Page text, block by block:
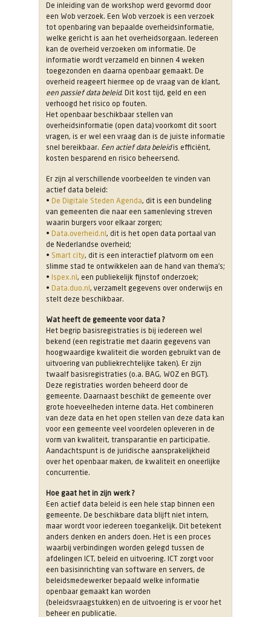
De inleiding van de workshop werd gevormd door
een Wob verzoek. Een Wob verzoek is een verzoek
tot openbaring van bepaalde overheidsinformatie,
welke gericht is aan het overheidsorgaan. Iedereen
kan de overheid verzoeken om informatie. De
informatie wordt verzameld en binnen 4 weken
toegezonden en daarna openbaar gemaakt. De
overheid reageert hiermee op de vraag van de klant,
een passief data beleid. Dit kost tijd, geld en een
verhoogd het risico op fouten.
Het openbaar beschikbaar stellen van
overheidsinformatie (open data) voorkomt dit soort
vragen, is er wel een vraag dan is de juiste informatie
snel bereikbaar. Een actief data beleidis efficiënt,
kosten besparend en risico beheersend.
Er zijn al verschillende voorbeelden te vinden van
actief data beleid:
• De Digitale Steden Agenda, dit is een bundeling
van gemeenten die naar een samenleving streven
waarin burgers voor elkaar zorgen;
• Data.overheid.nl, dit is het open data portaal van
de Nederlandse overheid;
• Smart city, dit is een interactief platvorm om een
slimme stad te ontwikkelen aan de hand van thema’s;
• Ispex.nl, een publiekelijk fijnstof onderzoek;
• Data.duo.nl, verzamelt gegevens over onderwijs en
stelt deze beschikbaar.
Wat heeft de gemeente voor data ?
Het begrip basisregistraties is bij iedereen wel
bekend (een registratie met daarin gegevens van
hoogwaardige kwaliteit die worden gebruikt van de
uitvoering van publiekrechtelijke taken). Er zijn
twaalf basisregistraties (o.a. BAG, WOZ en BGT).
Deze registraties worden beheerd door de
gemeente. Daarnaast beschikt de gemeente over
grote hoeveelheden interne data. Het combineren
van deze data en het open stellen van deze data kan
voor een gemeente veel voordelen opleveren in de
vorm van kwaliteit, transparantie en participatie.
Aandachtspunt is de juridische aansprakelijkheid
over het openbaar maken, de kwaliteit en oneerlijke
concurrentie.
Hoe gaat het in zijn werk ?
Een actief data beleid is een hele stap binnen een
gemeente. De beschikbare data blijft niet intern,
maar wordt voor iedereen toegankelijk. Dit betekent
anders denken en anders doen. Het is een proces
waarbij verbindingen worden gelegd tussen de
afdelingen ICT, beleid en uitvoering. ICT zorgt voor
een basisinrichting van software en servers, de
beleidsmedewerker bepaald welke informatie
openbaar gemaakt kan worden
(beleidsvraagstukken) en de uitvoering is er voor het
beheer en publicatie.